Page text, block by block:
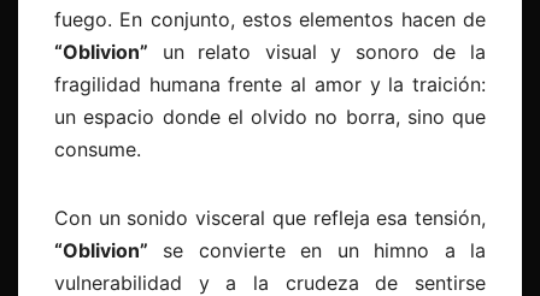
fuego. En conjunto, estos elementos hacen de
“Oblivion” un relato visual y sonoro de la
fragilidad humana frente al amor y la traición:
un espacio donde el olvido no borra, sino que
consume.
Con un sonido visceral que refleja esa tensión,
“Oblivion” se convierte en un himno a la
vulnerabilidad y a la crudeza de sentirse